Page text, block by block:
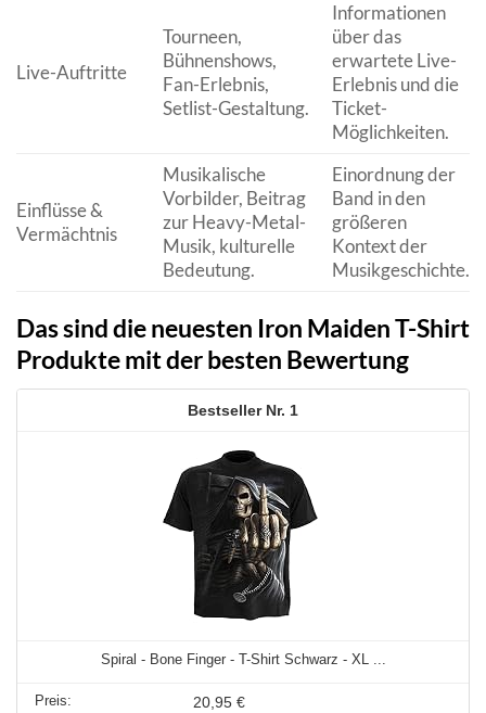
Live-Auftritte
Tourneen,
Bühnenshows,
Fan-Erlebnis,
Setlist-Gestaltung.
Informationen
über das
erwartete Live-
Erlebnis und die
Ticket-
Möglichkeiten.
Einflüsse &
Vermächtnis
Musikalische
Vorbilder, Beitrag
zur Heavy-Metal-
Musik, kulturelle
Bedeutung.
Einordnung der
Band in den
größeren
Kontext der
Musikgeschichte.
Das sind die neuesten Iron Maiden T-Shirt
Produkte mit der besten Bewertung
1
Spiral - Bone Finger - T-Shirt Schwarz - XL ...
20,95 €